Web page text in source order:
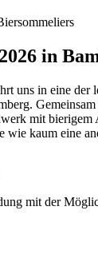
in
uns in eine der
mit bierigem
wie kaum eine
mit der